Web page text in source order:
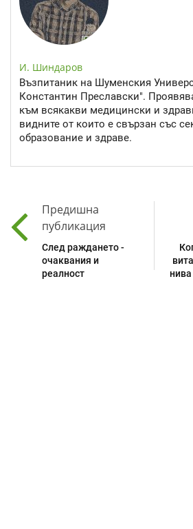
И. Шиндаров
Възпитаник на Шуменския
Константин Преславски".
към всякакви медицински и
видните от които е свързан със
образование и здраве.
Предишна
публикация
След раждането -
очаквания и
реалност